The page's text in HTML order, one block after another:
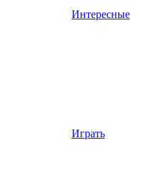
Интересные
Играть